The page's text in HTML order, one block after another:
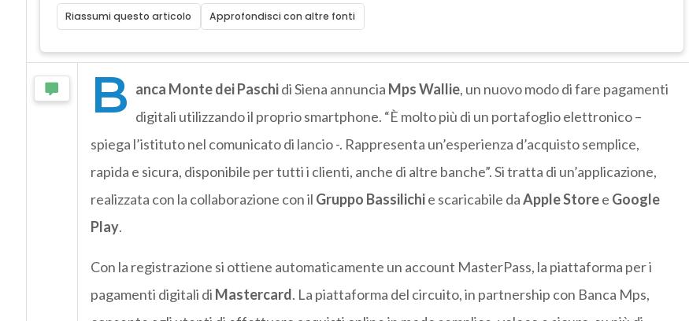
Riassumi questo articolo Approfondisci con altre fonti
B anca Monte dei Paschidi Siena annuncia Mps Wallie, un nuovo modo di fare pagamenti
digitali utilizzando il proprio smartphone. “È molto più di un portafoglio elettronico –
spiega l’istituto nel comunicato di lancio -. Rappresenta un’esperienza d’acquisto semplice,
rapida e sicura, disponibile per tutti i clienti, anche di altre banche”. Si tratta di un’applicazione,
realizzata con la collaborazione con il Gruppo Bassilichie scaricabile daApple Storee Google
Play.
Con la registrazione si ottiene automaticamente un account MasterPass, la piattaforma per i
pagamenti digitali di Mastercard. La piattaforma del circuito, in partnership con Banca Mps,